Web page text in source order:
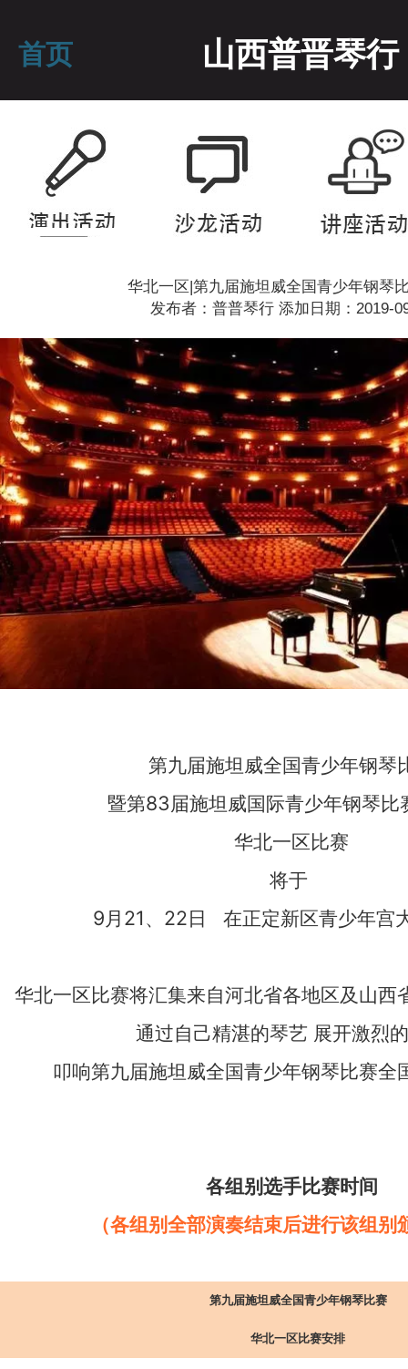
首页 山西普晋琴行
华北一区|第九届施坦威全国青少年钢琴
发布者：普普琴行 添加日期：2019-
第九届施坦威全国青少年钢琴
暨第83届施坦威国际青少年钢琴比
华北一区比赛
将于
9月21、22日 在正定新区青少年宫
华北一区比赛将汇集来自河北省各地区及山西
通过自己精湛的琴艺 展开激烈
叩响第九届施坦威全国青少年钢琴比赛全
各组别选手比赛时间
（各组别全部演奏结束后进行该组别
第九届施坦威全国青少年钢琴比赛
华北一区比赛安排